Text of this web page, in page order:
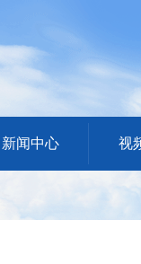
新闻中心 视